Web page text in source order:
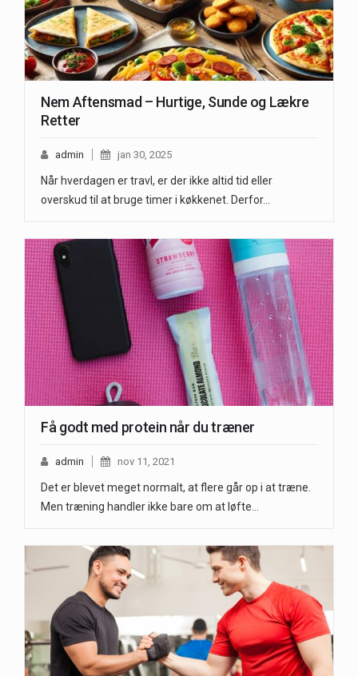
Nem Aftensmad – Hurtige, Sunde og Lækre
Retter
admin jan 30, 2025
Når hverdagen er travl, er der ikke altid tid eller
overskud til at bruge timer i køkkenet. Derfor…
Få godt med protein når du træner
admin nov 11, 2021
Det er blevet meget normalt, at flere går op i at træne.
Men træning handler ikke bare om at løfte…